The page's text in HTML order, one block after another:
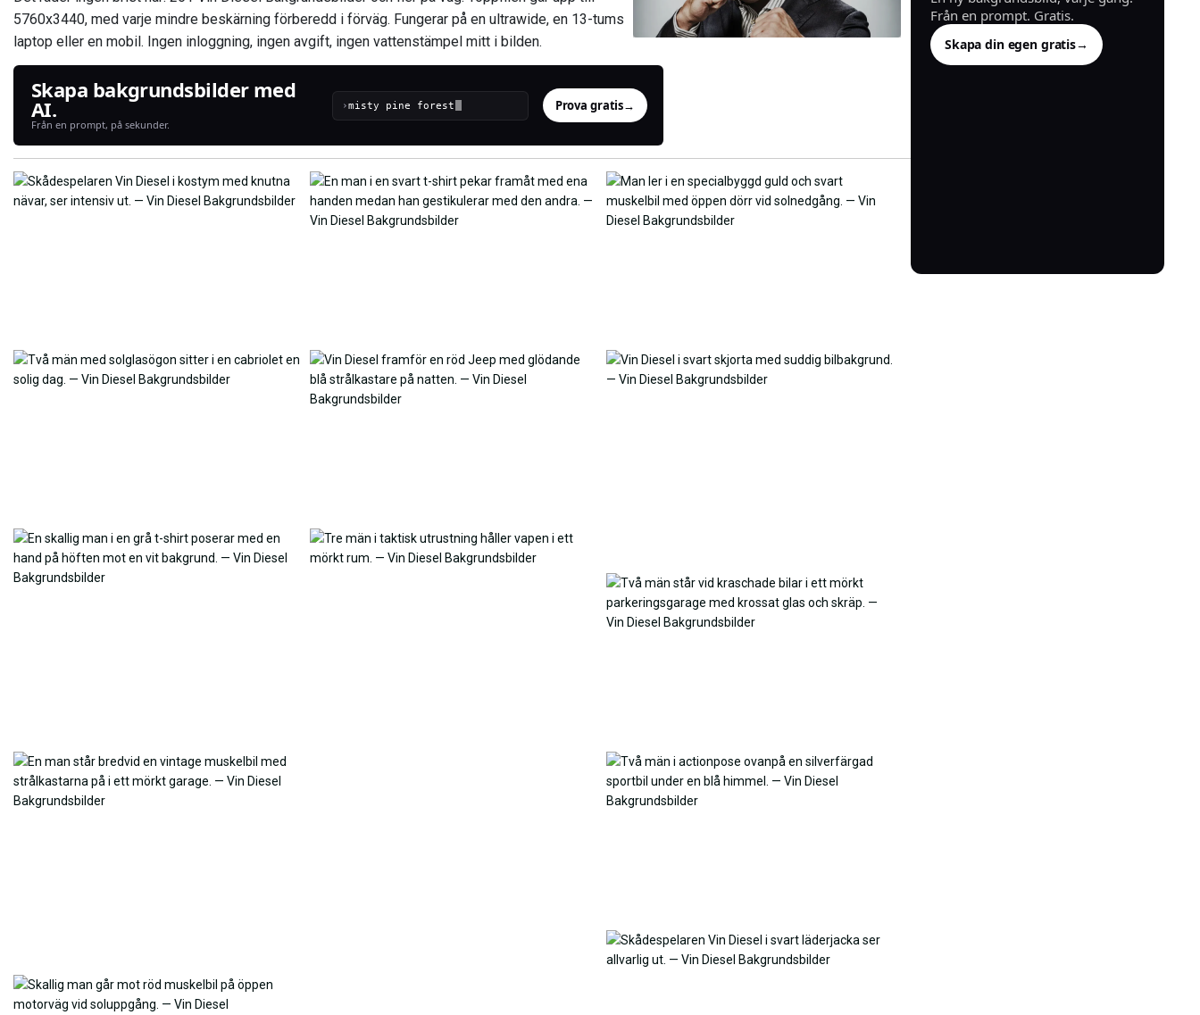
5760x3440, med varje mindre beskärning förberedd i förväg. Fungerar på en ultrawide, en 13-tums
laptop eller en mobil. Ingen inloggning, ingen avgift, ingen vattenstämpel mitt i bilden.
Skapa bakgrundsbilder med
AI.
Från en prompt, på sekunder.
› Prova gratis→
Från en prompt. Gratis.
Skapa din egen gratis→